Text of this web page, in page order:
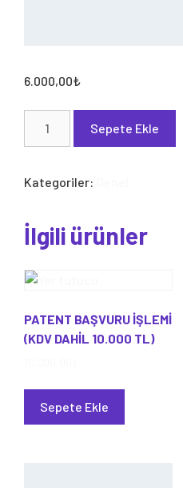
6.000,00₺
Kdv
adet
Sepete Ekle
Kategoriler:
İlgili ürünler
PATENT BAŞVURU İŞLEMİ
(KDV DAHİL 10.000 TL)
Sepete Ekle